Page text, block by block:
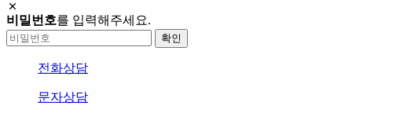
비밀번호를 입력해주세요.
전화상담
문자상담